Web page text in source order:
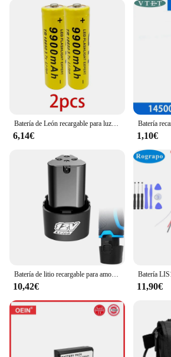
Batería de León recargable para luz de flash Led, 100%, 18650 V, 3,7 mAh, 9900, venta al por mayor + carga USB, novedad de 18650
6,14€ 1,10€
Batería de litio recargable para amoladora angular Makita, taladro eléctrico, destornillador eléctrico, enchufe europeo/estadounidense, 12V, 1500mAh
10,42€ 11,90€